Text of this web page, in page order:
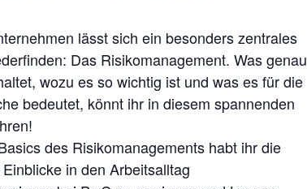
lässtsich ein besonders zentrales
Das Risikomanagement. Was genau
wozu es so wichtig ist und was es für die
bedeutet, könnt ihr in diesem spannenden
des Risikomanagements habt ihr die
in den Arbeitsalltag